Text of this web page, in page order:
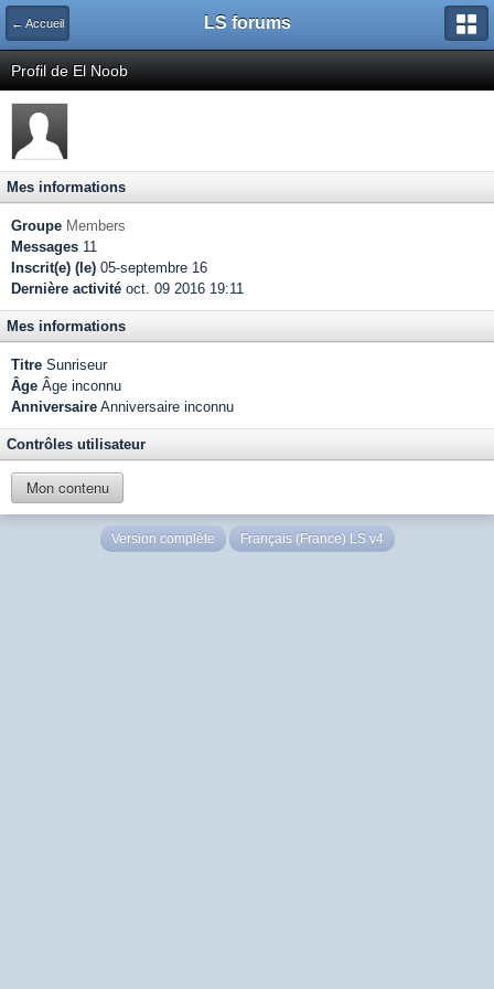
← Accueil LS forums
Profil de El Noob
Mes informations
Groupe Members
Messages 11
Inscrit(e) (le) 05-septembre 16
Dernière activité oct. 09 2016 19:11
Mes informations
Titre Sunriseur
Âge Âge inconnu
Anniversaire Anniversaire inconnu
Contrôles utilisateur
Mon contenu
Version complète Français (France) LS v4